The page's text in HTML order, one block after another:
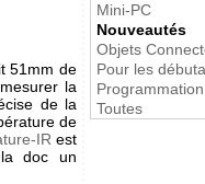
51mm de
la
de la
de
IR est
doc un
Mini-PC
Nouveautés
Objets
Pour les
Programmation
Toutes